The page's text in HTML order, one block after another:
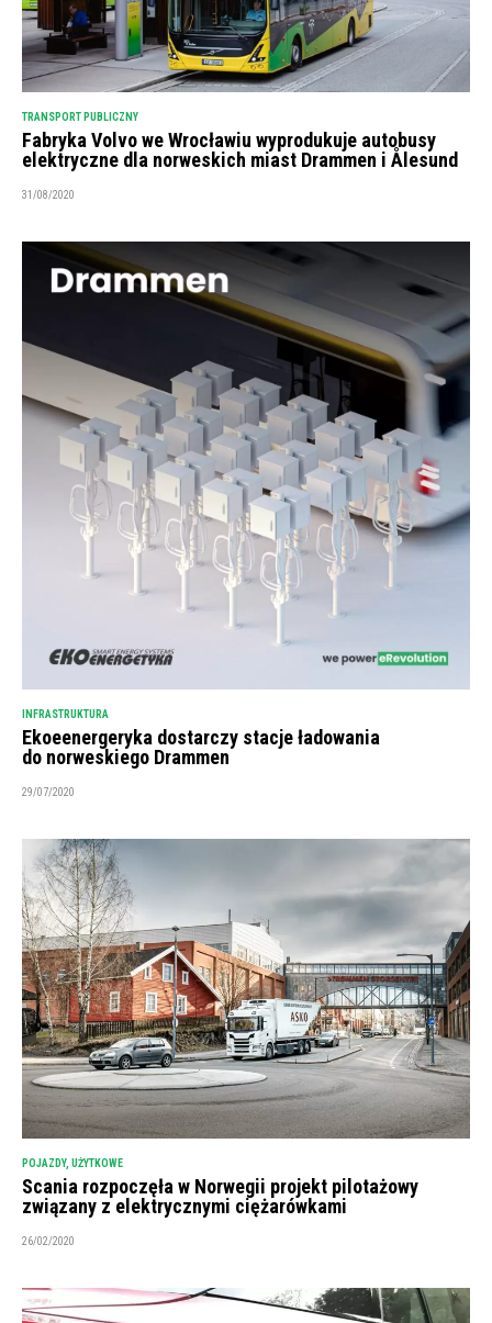
TRANSPORT PUBLICZNY
Fabryka Volvo we Wrocławiu wyprodukuje autobusy
elektryczne dla norweskich miast Drammen i Ålesund
31/08/2020
INFRASTRUKTURA
Ekoeenergeryka dostarczy stacje ładowania
do norweskiego Drammen
29/07/2020
POJAZDY, UŻYTKOWE
Scania rozpoczęła w Norwegii projekt pilotażowy
związany z elektrycznymi ciężarówkami
26/02/2020